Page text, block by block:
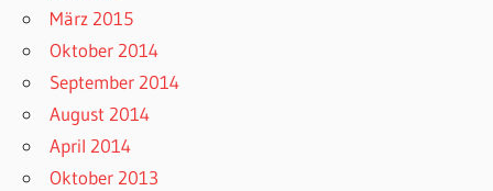
März 2015
Oktober 2014
September 2014
August 2014
April 2014
Oktober 2013